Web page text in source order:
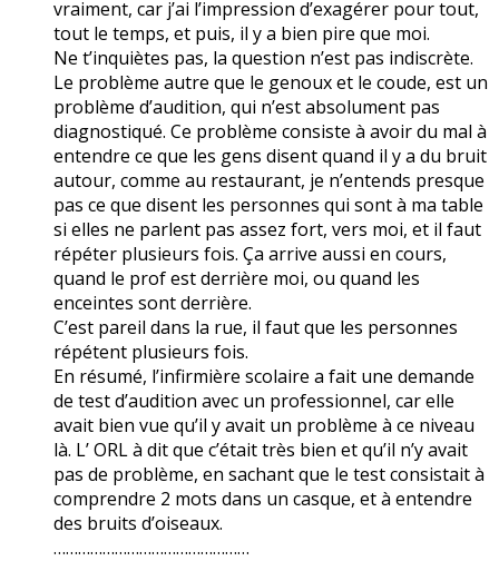
vraiment, car j’ai l’impression d’exagérer pour tout,
tout le temps, et puis, il y a bien pire que moi.
Ne t’inquiètes pas, la question n’est pas indiscrète.
Le problème autre que le genoux et le coude, est un
problème d’audition, qui n’est absolument pas
diagnostiqué. Ce problème consiste à avoir du mal à
entendre ce que les gens disent quand il y a du bruit
autour, comme au restaurant, je n’entends presque
pas ce que disent les personnes qui sont à ma table
si elles ne parlent pas assez fort, vers moi, et il faut
répéter plusieurs fois. Ça arrive aussi en cours,
quand le prof est derrière moi, ou quand les
enceintes sont derrière.
C’est pareil dans la rue, il faut que les personnes
répétent plusieurs fois.
En résumé, l’infirmière scolaire a fait une demande
de test d’audition avec un professionnel, car elle
avait bien vue qu’il y avait un problème à ce niveau
là. L’ ORL à dit que c’était très bien et qu’il n’y avait
pas de problème, en sachant que le test consistait à
comprendre 2 mots dans un casque, et à entendre
des bruits d’oiseaux.
…………………………………………